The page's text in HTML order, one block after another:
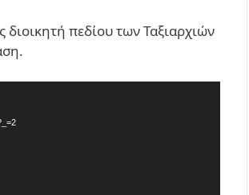
πεδίου των Ταξιαρχιών